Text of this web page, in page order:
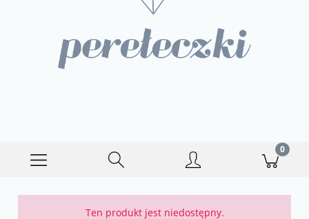
Ten produkt jest niedostępny.